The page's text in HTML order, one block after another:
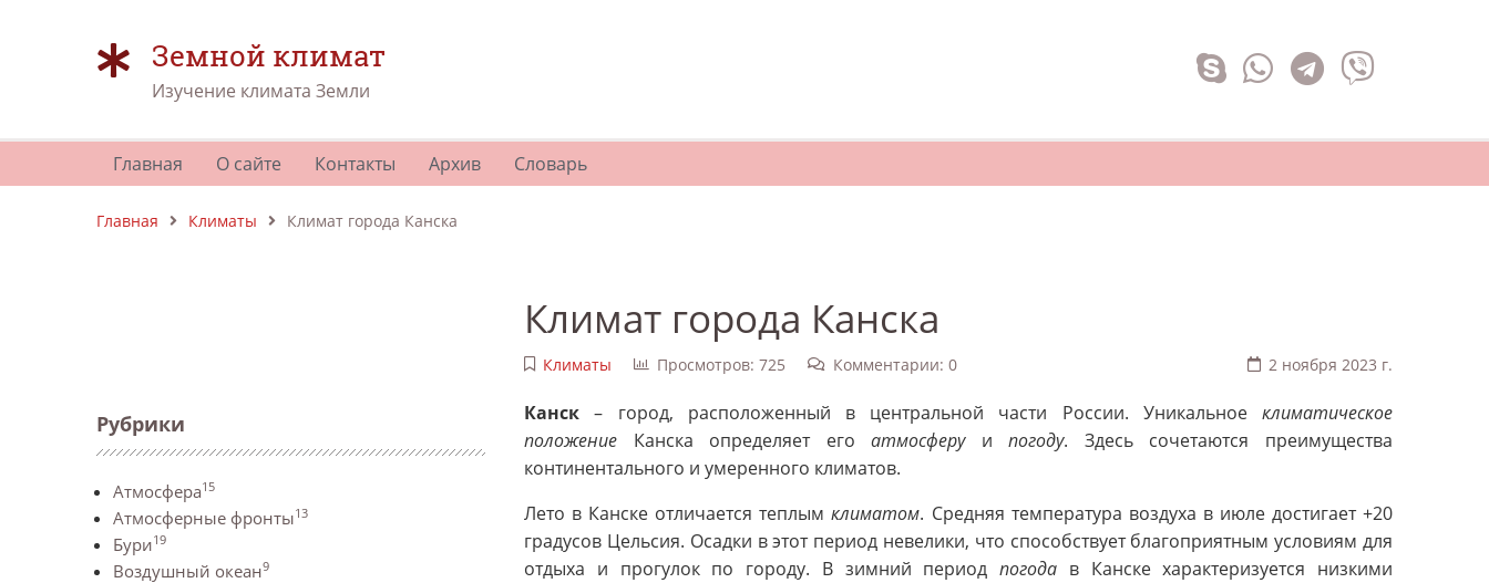
Земной климат
Изучение климата Земли
Главная О сайте Контакты Архив Словарь
Главная Климаты Климат города Канска
Рубрики
Атмосфера15
Атмосферные фронты13
Бури19
Воздушный океан9
Климат города Канска
Климаты Просмотров: 725 Комментарии: 0 2 ноября 2023 г.
Канск – город, расположенный в центральной части России. Уникальное климатическое
положение Канска определяет егоатмосферуипогоду. Здесь сочетаются преимущества
континентального и умеренного климатов.
Лето в Канске отличается теплымклиматом. Средняя температура воздуха в июле достигает +20
градусов Цельсия. Осадки в этот период невелики, что способствует благоприятным условиям для
отдыха и прогулок по городу. В зимний периодпогода в Канске характеризуется низкими